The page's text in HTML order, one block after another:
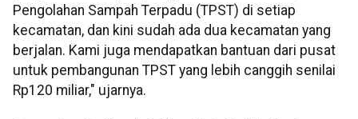
Pengolahan Sampah Terpadu (TPST) di setiap
kecamatan, dan kini sudah ada dua kecamatan yang
berjalan. Kami juga mendapatkan bantuan dari pusat
untuk pembangunan TPST yang lebih canggih senilai
Rp120 miliar," ujarnya.